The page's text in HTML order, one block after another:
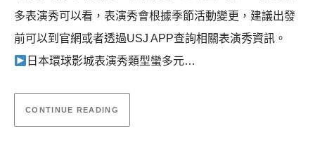
多表演秀可以看，表演秀會根據季節活動變更，建議出發
前可以到官網或者透過USJ APP查詢相關表演秀資訊。
日本環球影城表演秀類型蠻多元…
CONTINUE READING